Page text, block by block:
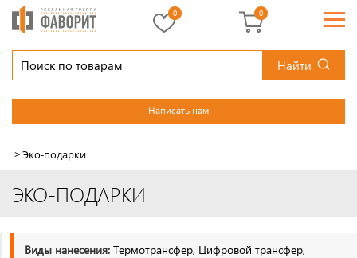
Найти
Написать нам
0 0
>Эко-подарки
ЭКО-ПОДАРКИ
Виды нанесения: Термотрансфер, Цифровой трансфер,